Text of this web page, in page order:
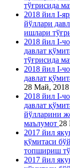
тўғрисида
2018 йил I-
йўллари
ишлари
2018 йил I-
давлат
тўғрисида
2018 йил I-
давлат
28 Май, 2018
2018 йил I-
давлат
йўлларини
маълумот 28
2017 йил
қўмитаси
топшириш
2017 йил